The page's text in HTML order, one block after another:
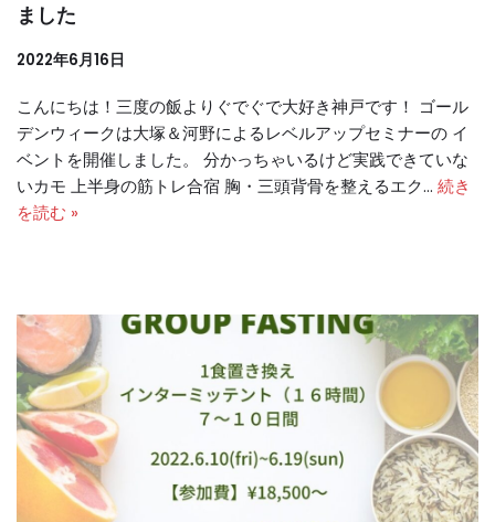
ました
2022年6月16日
こんにちは！三度の飯よりぐでぐで大好き神戸です！ ゴール
デンウィークは大塚＆河野によるレベルアップセミナーの イ
ベントを開催しました。 分かっちゃいるけど実践できていな
いカモ 上半身の筋トレ合宿 胸・三頭背骨を整えるエク… 続き
を読む »